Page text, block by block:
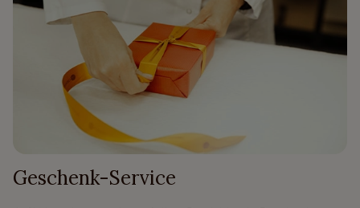
Geschenk-Service